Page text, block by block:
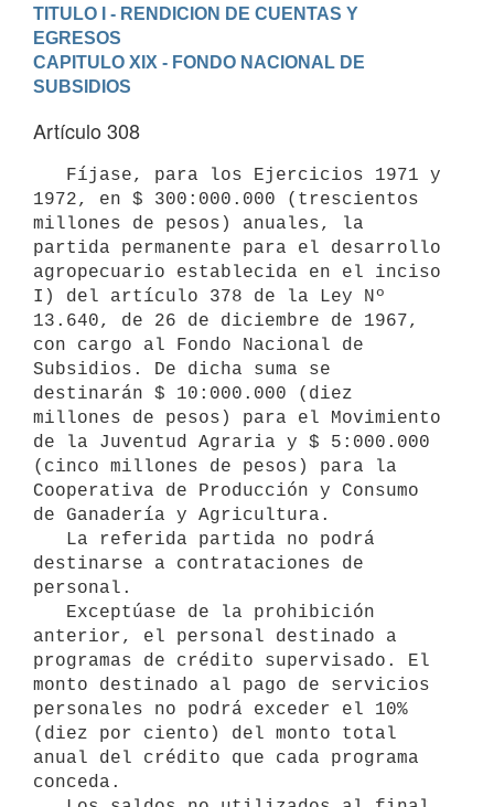
TITULO I - RENDICION DE CUENTAS Y
EGRESOS
CAPITULO XIX - FONDO NACIONAL DE
SUBSIDIOS
Artículo 308
1972, en $ 300:000.000 (trescientos
millones de pesos) anuales, la
partida permanente para el desarrollo
agropecuario establecida en el inciso
I) del artículo 378 de la Ley Nº
13.640, de 26 de diciembre de 1967,
con cargo al Fondo Nacional de
Subsidios. De dicha suma se
destinarán $ 10:000.000 (diez
millones de pesos) para el Movimiento
de la Juventud Agraria y $ 5:000.000
(cinco millones de pesos) para la
Cooperativa de Producción y Consumo
de Ganadería y Agricultura.
destinarse a contrataciones de
personal.
anterior, el personal destinado a
programas de crédito supervisado. El
monto destinado al pago de servicios
personales no podrá exceder el 10%
(diez por ciento) del monto total
anual del crédito que cada programa
conceda.